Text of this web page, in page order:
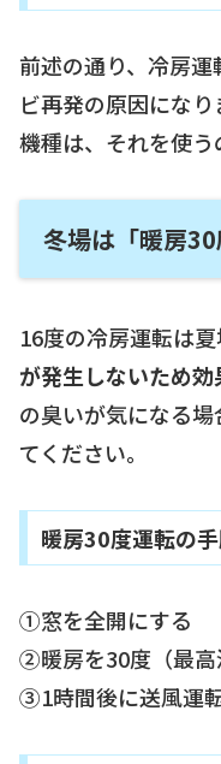
前述の通り、冷房
ビ再発の原因にな
機種は、それを使う
冬場は「暖房
16度の冷房運転は夏
が発生しないため
の臭いが気になる
てください。
暖房30度運転の
①窓を全開にする
②暖房を30度（最高
③1時間後に送風運